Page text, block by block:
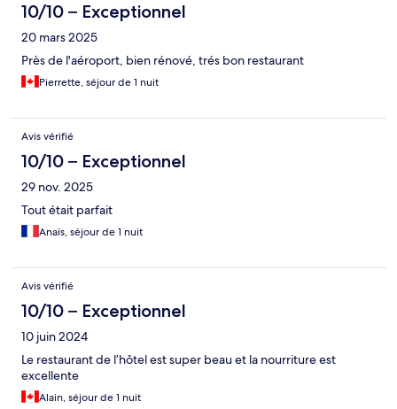
10/10 – Exceptionnel
20 mars 2025
Près de l'aéroport, bien rénové, trés bon restaurant
Pierrette, séjour de 1 nuit
Avis vérifié
10/10 – Exceptionnel
29 nov. 2025
Tout était parfait
Anaïs, séjour de 1 nuit
Avis vérifié
10/10 – Exceptionnel
10 juin 2024
Le restaurant de l’hôtel est super beau et la nourriture est
excellente
Alain, séjour de 1 nuit